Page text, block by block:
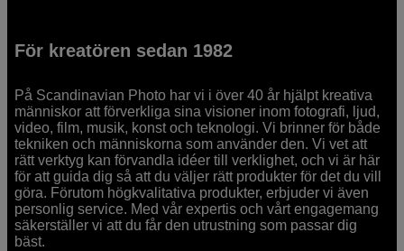
För kreatören sedan 1982
På Scandinavian Photo har vi i över 40 år hjälpt kreativa
människor att förverkliga sina visioner inom fotografi, ljud,
video, film, musik, konst och teknologi. Vi brinner för både
tekniken och människorna som använder den. Vi vet att
rätt verktyg kan förvandla idéer till verklighet, och vi är här
för att guida dig så att du väljer rätt produkter för det du vill
göra. Förutom högkvalitativa produkter, erbjuder vi även
personlig service. Med vår expertis och vårt engagemang
säkerställer vi att du får den utrustning som passar dig
bäst.